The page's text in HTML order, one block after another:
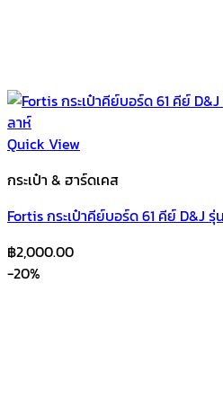
Quick View
กระเป๋า & ฮาร์ดเคส
Fortis กระเป๋าคีย์บอร์ด 61 คีย์ D&J
฿2,000.00
-20%